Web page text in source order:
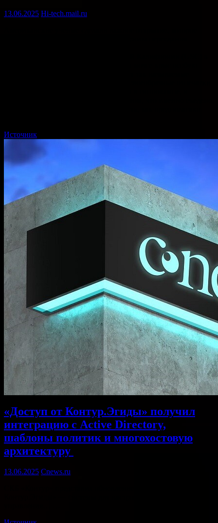
13.06.2025 Hi-tech.mail.ru
Источник
«Доступ от Контур.Эгиды» получил
интеграцию с Active Directory,
шаблоны политик и многохостовую
архитектуру ​
13.06.2025 Cnews.ru